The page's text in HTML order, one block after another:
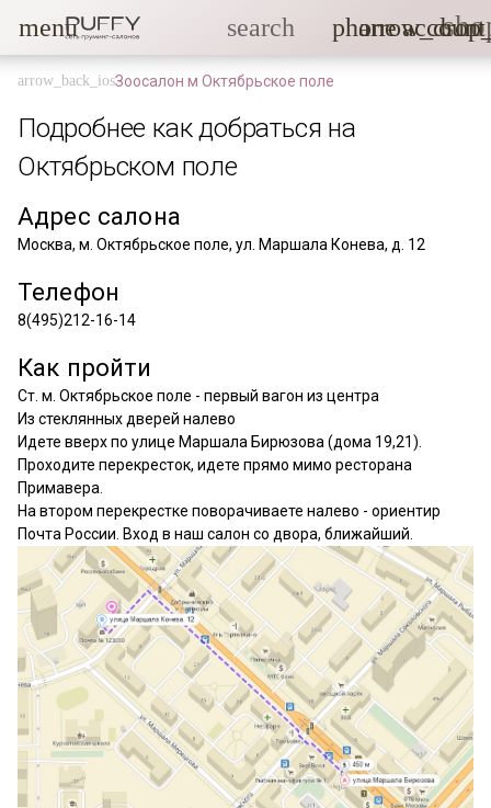
menu search phone
Зоосалон м Октябрьское поле
Подробнее как добраться на
Октябрьском поле
Адрес салона
Москва, м. Октябрьское поле, ул. Маршала Конева, д. 12
Телефон
8(495)212-16-14
Как пройти
Ст. м. Октябрьское поле - первый вагон из центра
Из стеклянных дверей налево
Идете вверх по улице Маршала Бирюзова (дома 19,21).
Проходите перекресток, идете прямо мимо ресторана
Примавера.
На втором перекрестке поворачиваете налево - ориентир
Почта России. Вход в наш салон со двора, ближайший.